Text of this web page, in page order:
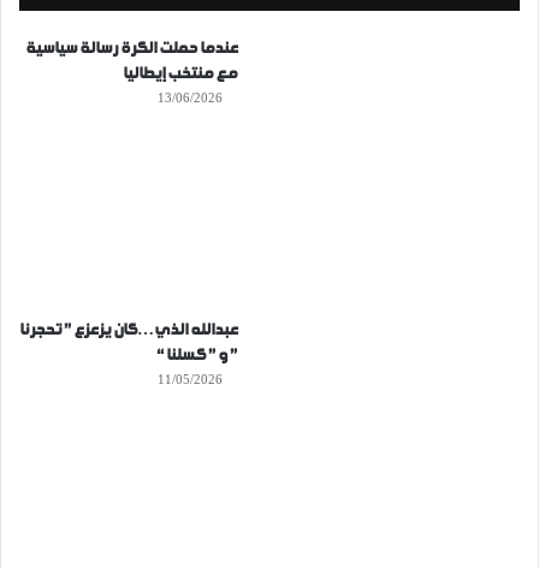
عندما حملت الكرة رسالة سياسية
مع منتخب إيطاليا
13/06/2026
عبدالله الذي…كان يزعزع ” تحجرنا
” و ” كسلنا “
11/05/2026